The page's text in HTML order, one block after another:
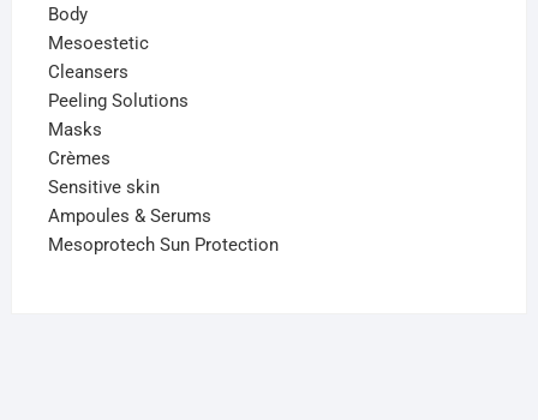
Body
Mesoestetic
Cleansers
Peeling Solutions
Masks
Crèmes
Sensitive skin
Ampoules & Serums
Mesoprotech Sun Protection